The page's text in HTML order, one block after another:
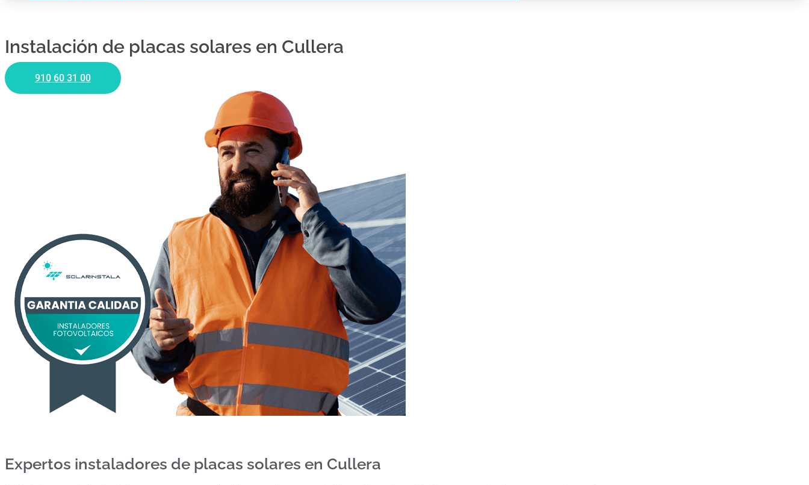
Instalación de placas solares en Cullera
910 60 31 00
Expertos instaladores de placas solares en Cullera